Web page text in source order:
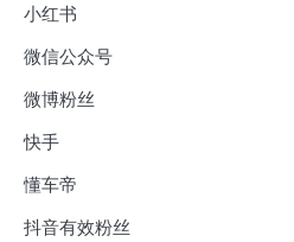
小红书
微信公众号
微博粉丝
快手
懂车帝
抖音有效粉丝